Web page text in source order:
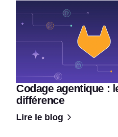
Codage agentique :
différence
Lire le blog